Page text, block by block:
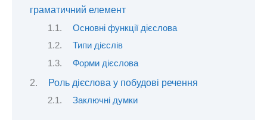
граматичний елемент
Основні функції дієслова
Типи дієслів
Форми дієслова
Роль дієслова у побудові речення
Заключні думки